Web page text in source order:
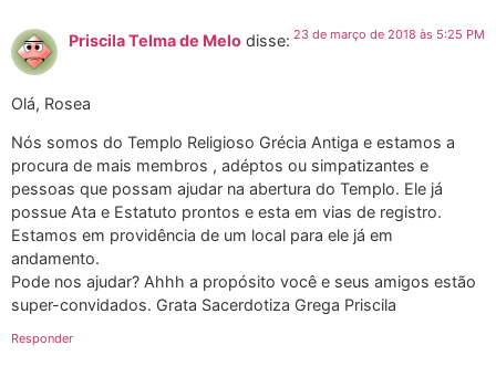
Priscila Telma de Melo disse: 23 de março de 2018 às 5:25 PM
Olá, Rosea
Nós somos do Templo Religioso Grécia Antiga e estamos a
procura de mais membros , adéptos ou simpatizantes e
pessoas que possam ajudar na abertura do Templo. Ele já
possue Ata e Estatuto prontos e esta em vias de registro.
Estamos em providência de um local para ele já em
andamento.
Pode nos ajudar? Ahhh a propósito você e seus amigos estão
super-convidados. Grata Sacerdotiza Grega Priscila
Responder